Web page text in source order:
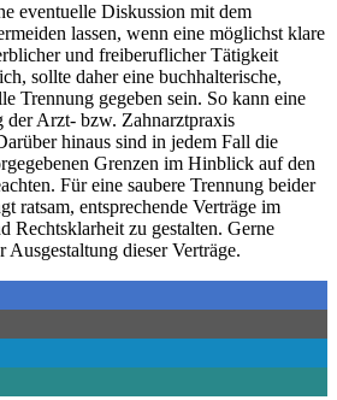
eventuelle Diskussion mit dem
lassen, wenn eine möglichst klare
und freiberuflicher Tätigkeit
sollte daher eine buchhalterische,
Trennung gegeben sein. So kann eine
der Arzt- bzw. Zahnarztpraxis
hinaus sind in jedem Fall die
Grenzen im Hinblick auf den
Für eine saubere Trennung beider
ratsam, entsprechende Verträge im
Rechtsklarheit zu gestalten. Gerne
dieser Verträge.